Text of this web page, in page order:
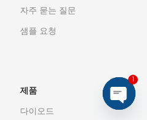
자주 묻는 질문
샘플 요청
제품
다이오드
1